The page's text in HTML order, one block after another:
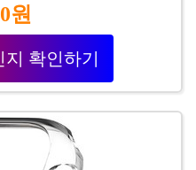
원
확인하기